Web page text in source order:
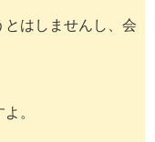
はしませんし、会
。